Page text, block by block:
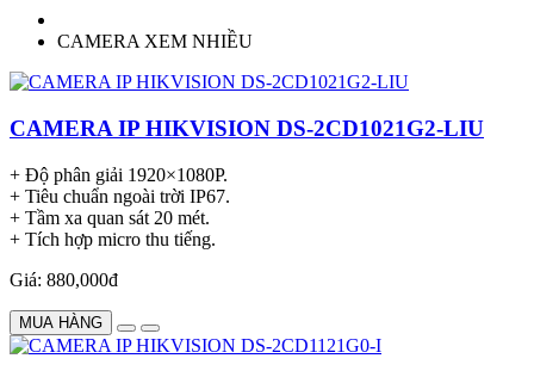
CAMERA XEM NHIỀU
CAMERA IP HIKVISION DS-2CD1021G2-LIU
+ Độ phân giải 1920×1080P.
+ Tiêu chuẩn ngoài trời IP67.
+ Tầm xa quan sát 20 mét.
+ Tích hợp micro thu tiếng.
Giá: 880,000đ
MUA HÀNG